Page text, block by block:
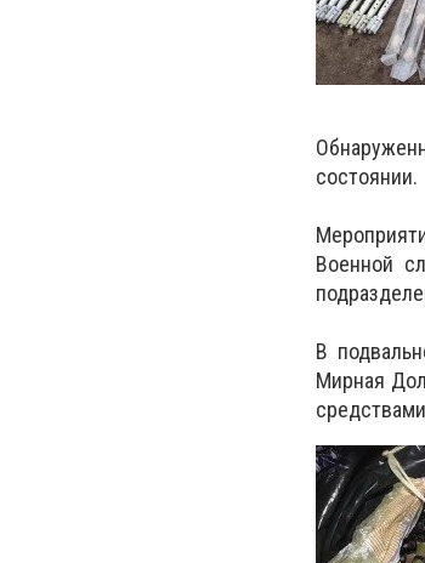
состоянии.
Военной
В
Мирная